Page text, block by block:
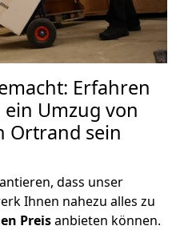
Erfahren
ein Umzug von
Ortrand sein
dass unser
Ihnen nahezu alles zu
Preisanbieten können.